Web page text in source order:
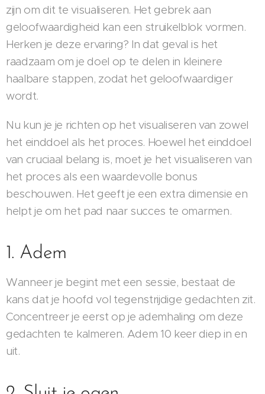
zijn om dit te visualiseren. Het gebrek aan
geloofwaardigheid kan een struikelblok vormen.
Herken je deze ervaring? In dat geval is het
raadzaam om je doel op te delen in kleinere
haalbare stappen, zodat het geloofwaardiger
wordt.
Nu kun je je richten op het visualiseren van zowel
het einddoel als het proces. Hoewel het einddoel
van cruciaal belang is, moet je het visualiseren van
het proces als een waardevolle bonus
beschouwen. Het geeft je een extra dimensie en
helpt je om het pad naar succes te omarmen.
1. Adem
Wanneer je begint met een sessie, bestaat de
kans dat je hoofd vol tegenstrijdige gedachten zit.
Concentreer je eerst op je ademhaling om deze
gedachten te kalmeren. Adem 10 keer diep in en
uit.